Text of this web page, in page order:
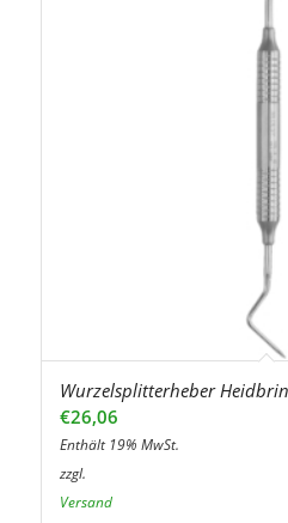
Wurzelsplitterheber
€26,06
Enthält 19% MwSt.
zzgl.
Versand